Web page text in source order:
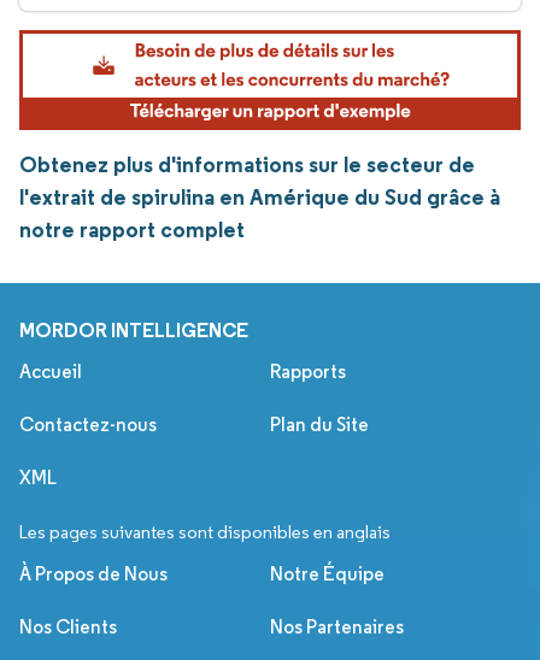
Obtenez plus d'informations sur le secteur de
l'extrait de spirulina en Amérique du Sud grâce à
notre rapport complet
MORDOR INTELLIGENCE
Accueil Rapports
Contactez-nous Plan du Site
XML
Les pages suivantes sont disponibles en anglais
À Propos de Nous Notre Équipe
Nos Clients Nos Partenaires